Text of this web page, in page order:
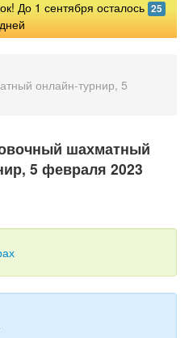
До 1 сентября осталось 25
дней
онлайн-турнир, 5
шахматный
5 февраля 2023